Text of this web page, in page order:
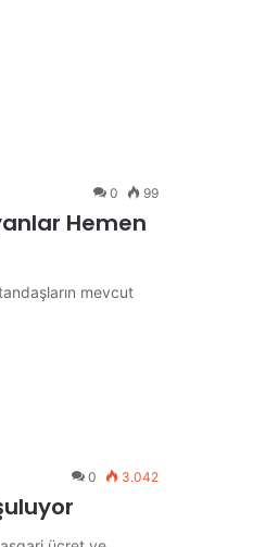
0 99
Hemen
mevcut
0 3.042